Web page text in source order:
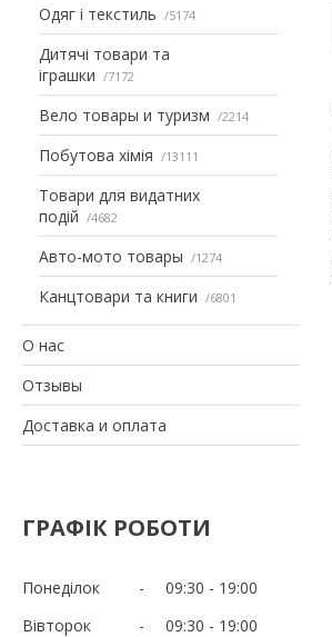
Одяг і текстиль 5174
Дитячі товари та
іграшки
7172
Вело товары и туризм 2214
Побутова хімія 13111
Товари для видатних
подій
4682
Авто-мото товары 1274
Канцтовари та книги 6801
О нас
Отзывы
Доставка и оплата
ГРАФІК РОБОТИ
Понеділок 09:30
19:00
Вівторок
09:30
19:00